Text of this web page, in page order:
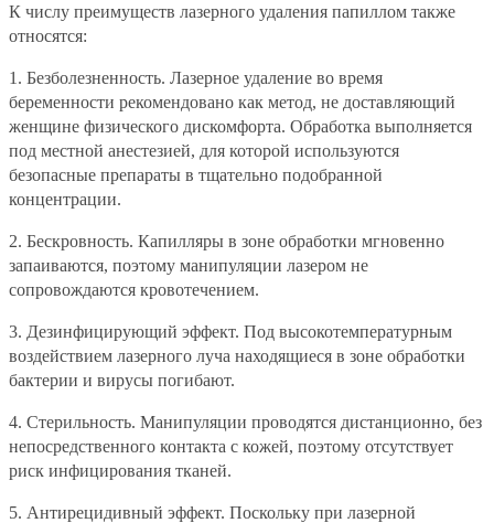
К числу преимуществ лазерного удаления папиллом также
относятся:
1. Безболезненность. Лазерное удаление во время
беременности рекомендовано как метод, не доставляющий
женщине физического дискомфорта. Обработка выполняется
под местной анестезией, для которой используются
безопасные препараты в тщательно подобранной
концентрации.
2. Бескровность. Капилляры в зоне обработки мгновенно
запаиваются, поэтому манипуляции лазером не
сопровождаются кровотечением.
3. Дезинфицирующий эффект. Под высокотемпературным
воздействием лазерного луча находящиеся в зоне обработки
бактерии и вирусы погибают.
4. Стерильность. Манипуляции проводятся дистанционно, без
непосредственного контакта с кожей, поэтому отсутствует
риск инфицирования тканей.
5. Антирецидивный эффект. Поскольку при лазерной